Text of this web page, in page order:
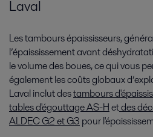
Laval
Lestambours épaississeurs,
l’épaississement avant
le volume des boues, ce qui vous
également les coûts globaux
Laval inclut destambours
tables d'égouttage AS-Hetdes
ALDEC G2 et G3 pour